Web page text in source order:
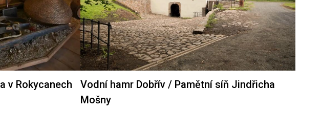
v Rokycanech
Vodní hamr Dobřív / Pamětní síň Jindřicha
Mošny